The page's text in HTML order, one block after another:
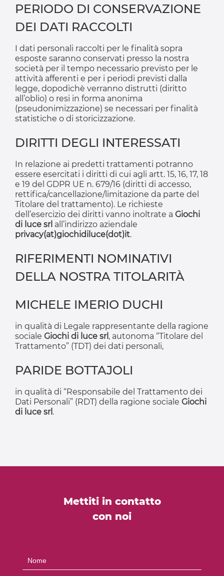
PERIODO DI CONSERVAZIONE
DEI DATI RACCOLTI
I dati personali raccolti per le finalità sopra
esposte saranno conservati presso la nostra
società per il tempo necessario previsto per le
attività afferenti e per i periodi previsti dalla
legge, dopodichè verranno distrutti (diritto
all’oblio) o resi in forma anonima
(pseudonimizzazione) se necessari per finalità
statistiche o di storicizzazione.
DIRITTI DEGLI INTERESSATI
In relazione ai predetti trattamenti potranno
essere esercitati i diritti di cui agli artt. 15, 16, 17, 18
e 19 del GDPR UE n. 679/16 (diritti di accesso,
rettifica/cancellazione/limitazione da parte del
Titolare del trattamento). Le richieste
dell’esercizio dei diritti vanno inoltrate a Giochi
di luce srl all’indirizzo aziendale
privacy(at)giochidiluce(dot)it.
RIFERIMENTI NOMINATIVI
DELLA NOSTRA TITOLARITÀ
MICHELE IMERIO DUCHI
in qualità di Legale rappresentante della ragione
sociale Giochi di luce srl , autonoma “Titolare del
Trattamento” (TDT) dei dati personali,
PARIDE BOTTAJOLI
in qualità di “Responsabile del Trattamento dei
Dati Personali” (RDT) della ragione sociale Giochi
di luce srl .
Mettiti in contatto
con noi